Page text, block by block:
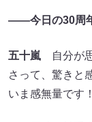
――今日の30周
五十嵐 自分が
さって、驚きと
いま感無量です！